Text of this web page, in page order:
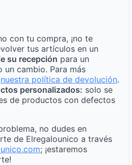
con tu compra, ¡no te
tus artículos en un
su recepción para un
cambio. Para más
nuestra política de devolución.
personalizados: solo se
de productos con defectos
no dudes en
de Elregalounico a través
; ¡estaremos